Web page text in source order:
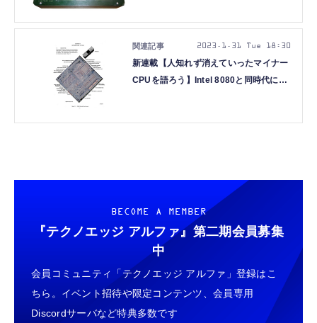
新連載【人知れず消えていったマイナー
CPUを語ろう】Intel 8080と同時代に生
2023.1.31 Tue 18:30
BECOME A MEMBER
『テクノエッジ アルファ』 第二期会員募集
中
会員コミュニティ「テクノエッジ アルファ」登録はこ
ちら。イベント招待や限定コンテンツ、会員専用
Discordサーバなど特典多数です